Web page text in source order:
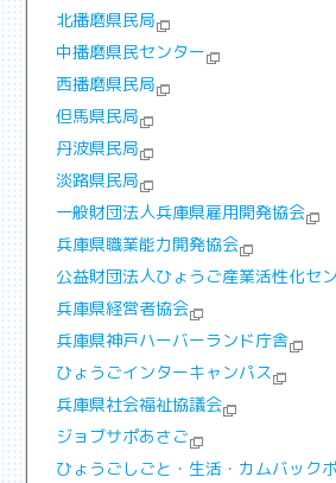
北播磨県民局
中播磨県民センター
西播磨県民局
但馬県民局
丹波県民局
淡路県民局
一般財団法人兵庫県雇用開発協会
兵庫県職業能力開発協会
公益財団法人ひょうご産業活性化セ
兵庫県経営者協会
兵庫県神戸ハーバーランド庁舎
ひょうごインターキャンパス
兵庫県社会福祉協議会
ジョブサポあさご
ひょうごしごと・生活・カムバック